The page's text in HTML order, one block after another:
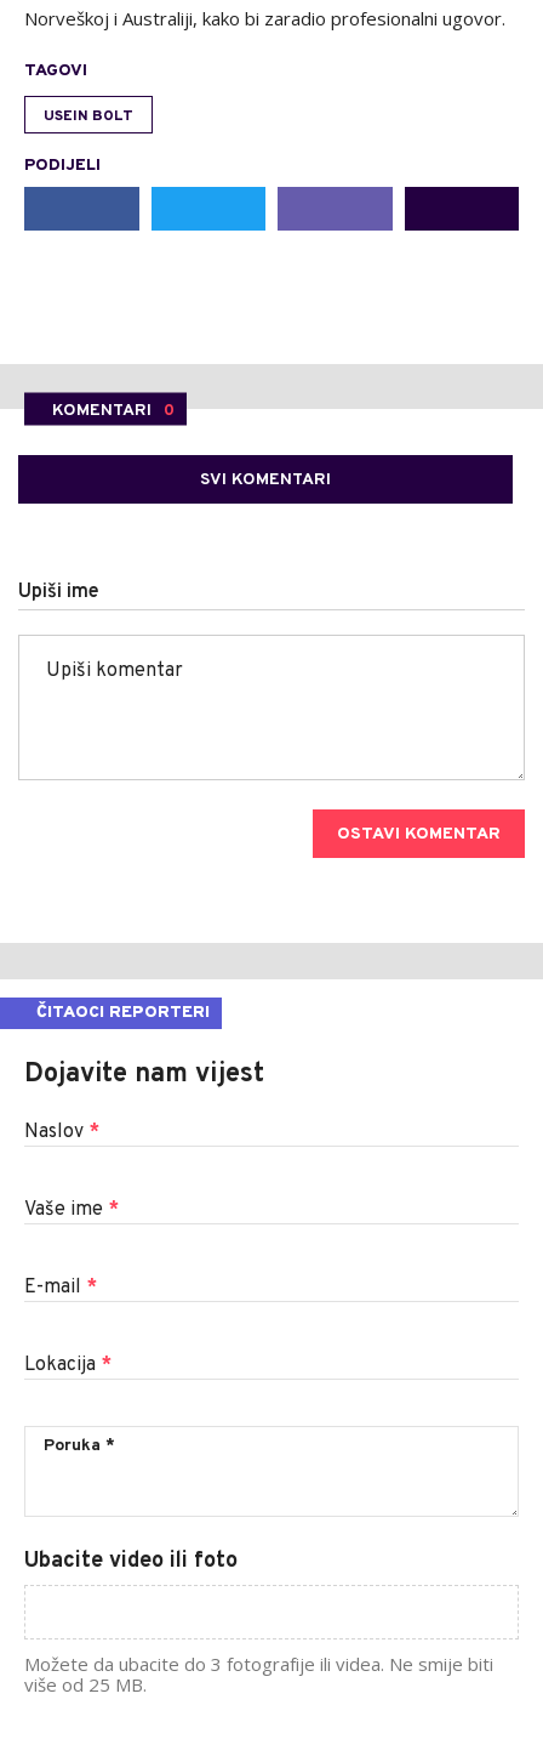
Norveškoj i Australiji, kako bi zaradio profesionalni ugovor.
TAGOVI
USEIN BOLT
PODIJELI
KOMENTARI 0
SVI KOMENTARI
Upiši ime
OSTAVI KOMENTAR
ČITAOCI REPORTERI
Dojavite nam vijest
Naslov *
Vaše ime *
E-mail *
Lokacija *
Ubacite video ili foto
Možete da ubacite do 3 fotografije ili videa. Ne smije biti
više od 25 MB.